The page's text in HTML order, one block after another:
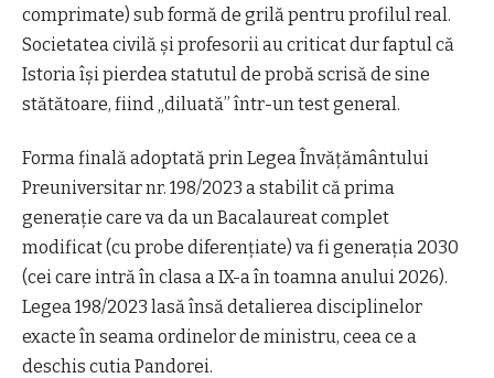
comprimate) sub formă de grilă pentru profilul real.
Societatea civilă şi profesorii au criticat dur faptul că
Istoria îşi pierdea statutul de probă scrisă de sine
stătătoare, fiind „diluată” într-un test general.
Forma finală adoptată prin Legea Învăţământului
Preuniversitar nr. 198/2023 a stabilit că prima
generaţie care va da un Bacalaureat complet
modificat (cu probe diferenţiate) va fi generaţia 2030
(cei care intră în clasa a IX-a în toamna anului 2026).
Legea 198/2023 lasă însă detalierea disciplinelor
exacte în seama ordinelor de ministru, ceea ce a
deschis cutia Pandorei.